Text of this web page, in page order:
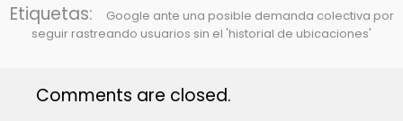
Etiquetas:
Google ante una posible demanda colectiva por
seguir rastreando usuarios sin el 'historial de ubicaciones'
Comments are closed.